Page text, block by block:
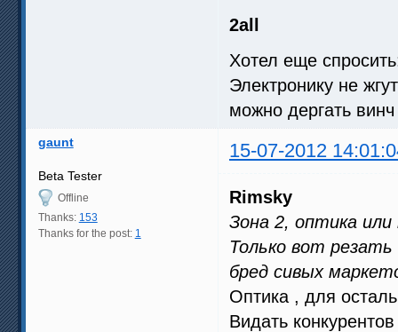
2all
Хотел еще
Электронику не
можно дергать
gaunt 15-07-2012
Beta Tester
Offline
Thanks: 153
Thanks for the post: 1
Rimsky
Зона 2, оптика
Только вот
бред сивых
Оптика , для
Видать